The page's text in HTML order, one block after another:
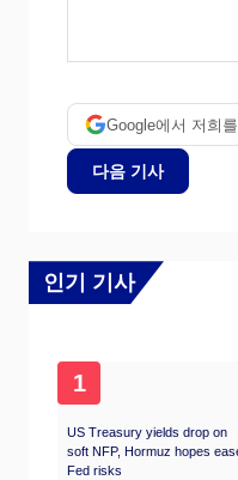
应过剩导致的贬值
品，这是卢比负的
胀通常会导致印度
这对卢比可能是
求增加。低通胀则
Google에서 저희
다음 기사
인기 기사
1
US Treasury yields drop on
soft NFP, Hormuz hopes
Fed risks